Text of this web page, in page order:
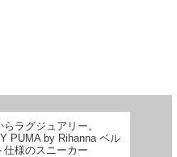
らラグジュアリー。
PUMA by Rihanna ベル
仕様のスニーカー